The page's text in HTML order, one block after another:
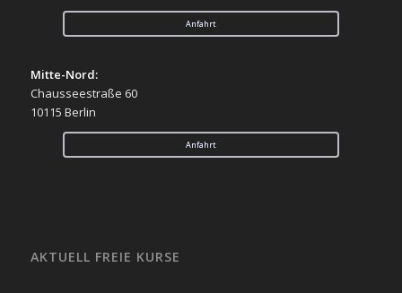
Anfahrt
Mitte-Nord:
Chausseestraße 60
10115 Berlin
Anfahrt
AKTUELL FREIE KURSE